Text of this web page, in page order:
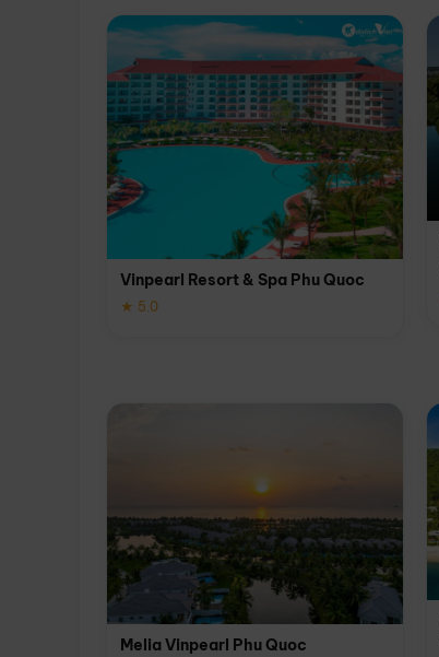
Vinpearl Resort & Spa Phu Quoc
★ 5.0
Melia Vinpearl Phu Quoc